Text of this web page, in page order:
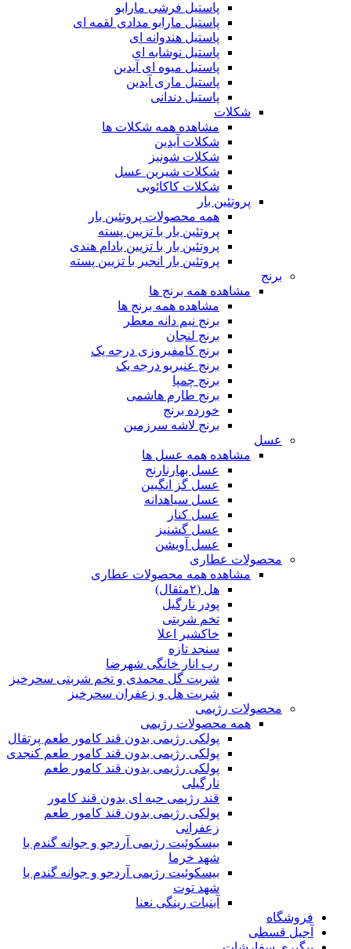
پاستیل فرشی مارابو
پاستیل مارابو مدادی لقمه ای
پاستیل هندوانه ای
پاستیل نوشابه ای
پاستیل میوه ای آیدین
پاستیل ماری آیدین
پاستیل دندانی
شکلات
مشاهده همه شکلات ها
شکلات آیدین
شکلات شونیز
شکلات شیرین عسل
شکلات کاکائویی
پروتئین بار
همه محصولات پروتئین بار
پروتئین بار با تزیین پسته
پروتئین بار با تزیین بادام هندی
پروتئین بار انجیر با تزیین پسته
برنج
مشاهده همه برنج ها
مشاهده همه برنج ها
برنج نیم دانه معطر
برنج لنجان
برنج کامفیروزی درجه یک
برنج عنبربو درجه یک
برنج چمپا
برنج طارم هاشمی
خورده برنج
برنج لاشه سرزمین
عسل
مشاهده همه عسل ها
عسل بهارنارنج
عسل گز انگبین
عسل سیاهدانه
عسل کنار
عسل گشنیز
عسل آویشن
محصولات عطاری
مشاهده همه محصولات عطاری
هل (۲مثقال)
پودر نارگیل
تخم شربتی
خاکشیر اعلا
سنجد تازه
رب انار خانگی شهرضا
شربت گل محمدی و تخم شربتی سحرخیز
شربت هل و زعفران سحرخیز
محصولات رژیمی
همه محصولات رژیمی
پولکی رژیمی بدون قند کامور طعم پرتقال
پولکی رژیمی بدون قند کامور طعم کنجدی
پولکی رژیمی بدون قند کامور طعم
نارگیلی
قند رژیمی حبه ای بدون قند کامور
پولکی رژیمی بدون قند کامور طعم
زعفرانی
بيسکوئيت رژیمی آردجو و جوانه گندم با
شهد خرما
بيسکوئيت رژیمی آردجو و جوانه گندم با
شهد توت
آبنبات رینگی نعنا
فروشگاه
آجیل قسطی